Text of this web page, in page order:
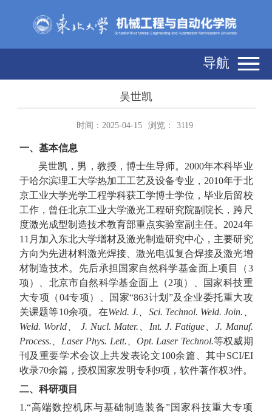
导航
吴世凯
时间：2025-04-15 浏览： 3119
一、基本信息
吴世凯，男，教授，博士生导师。 2000年本科毕业
于哈尔滨理工大学热加工工艺及设备专业， 2010年于北
京工业大学光学工程学科获工学博士学位，毕业后留校
工作，曾任北京工业大学激光工程研究院副院长，跨尺
度激光成型制造技术教育部重点实验室副主任。 2024年
11 月加入东北大学增材及激光制造研究中心，主要研究
方向为先进材料激光焊接、激光电弧复合焊接及激光增
材制造技术。先后承担国家自然科学基金面上项目（3
项）、北京市自然科学基金面上（2项）、国家科技重
大专项（04专项）、国家“863计划”及企业委托重大攻
关课题等10余项。在Weld. J.、 Sci. Technol. Weld. Join. 、
Weld. World、 J. Nucl. Mater. 、 Int. J. Fatigue、J. Manuf.
Process.、 Laser Phys. Lett.、 Opt. Laser Technol.等权威期
刊及重要学术会议上共发表论文100余篇、其中 SCI/EI
收录70余篇，授权国家发明专利 9项，软件著作权3件。
二、科研项目
1.“高端数控机床与基础制造装备”国家科技重大专项